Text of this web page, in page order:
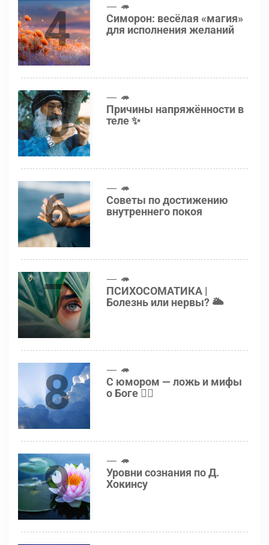
4 🦔
Симорон: весёлая «магия»
для исполнения желаний
5 🦔
Причины напряжённости в
теле ✨
6 🦔
Советы по достижению
внутреннего покоя
7 🦔
ПСИХОСОМАТИКА |
Болезнь или нервы? 🌥
8 🦔
С юмором — ложь и мифы
о Боге 👍🏻
9 🦔
Уровни сознания по Д.
Хокинсу